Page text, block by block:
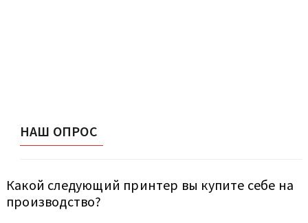
НАШ ОПРОС
Какой следующий принтер вы купите себе на
производство?